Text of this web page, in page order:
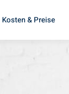
Kosten & Preise